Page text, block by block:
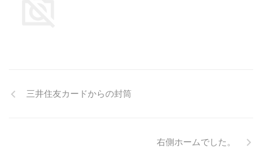
三井住友カードからの封筒
右側ホームでした。